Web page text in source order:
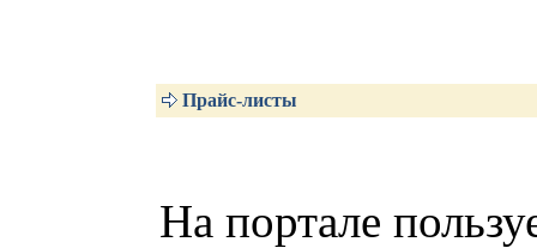
Прайс-листы
На портале